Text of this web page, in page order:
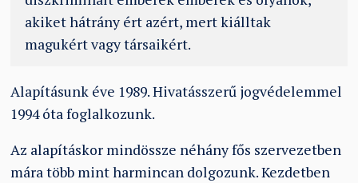
akiket hátrány ért azért, mert kiálltak
magukért vagy társaikért.
Alapításunk éve 1989. Hivatásszerű jogvédelemmel
1994 óta foglalkozunk.
Az alapításkor mindössze néhány fős szervezetben
mára több mint harmincan dolgozunk. Kezdetben